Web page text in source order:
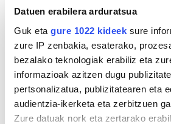
Datuen erabilera arduratsua
Guk eta gure 1022 kideek sure
zure IP zenbakia, esaterako,
bezalako teknologiak erabiliz eta
informazioak azitzen dugu
pertsonalizatua, publizitatearen eta
audientzia-ikerketa eta zerbitzuen
Zure datuak nork eta zertarako
gehiago motibatzen zaitu»